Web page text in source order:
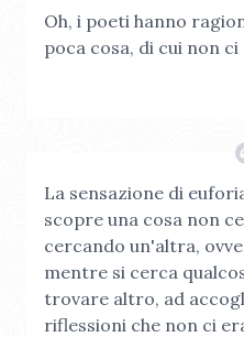
Oh, i poeti hanno
poca cosa, di cui non
La sensazione di
scopre una cosa non
cercando un'altra,
mentre si cerca
trovare altro, ad
riflessioni che non ci